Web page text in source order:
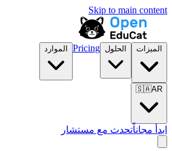
Skip to main content
الميزات الحلول Pricing الموارد
🇸🇦AR
ابدأ مجاناًتحدث مع مستشار